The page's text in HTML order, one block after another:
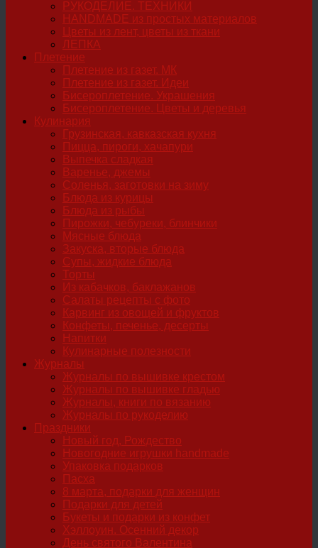
РУКОДЕЛИЕ. ТЕХНИКИ
HANDMADE из простых материалов
Цветы из лент, цветы из ткани
ЛЕПКА
Плетение
Плетение из газет. МК
Плетение из газет. Идеи
Бисероплетение. Украшения
Бисероплетение. Цветы и деревья
Кулинария
Грузинская, кавказская кухня
Пицца, пироги, хачапури
Выпечка сладкая
Варенье, джемы
Соленья, заготовки на зиму
Блюда из курицы
Блюда из рыбы
Пирожки, чебуреки, блинчики
Мясные блюда
Закуска, вторые блюда
Супы, жидкие блюда
Торты
Из кабачков, баклажанов
Салаты рецепты с фото
Карвинг из овощей и фруктов
Конфеты, печенье, десерты
Напитки
Кулинарные полезности
Журналы
Журналы по вышивке крестом
Журналы по вышивке гладью
Журналы, книги по вязанию
Журналы по рукоделию
Праздники
Новый год, Рождество
Новогодние игрушки handmade
Упаковка подарков
Пасха
8 марта, подарки для женщин
Подарки для детей
Букеты и подарки из конфет
Хэллоуин. Осенний декор
День святого Валентина